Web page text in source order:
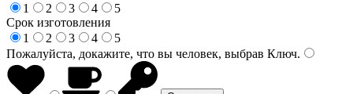
1
2 3 4
5
Срок изготовления
1
2 3 4
5
Пожалуйста, докажите, что вы человек, выбрав Ключ.